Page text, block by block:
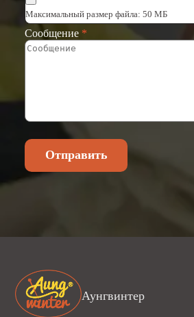
Максимальный размер файла: 50 МБ
Сообщение *
Отправить
Аунгвинтер